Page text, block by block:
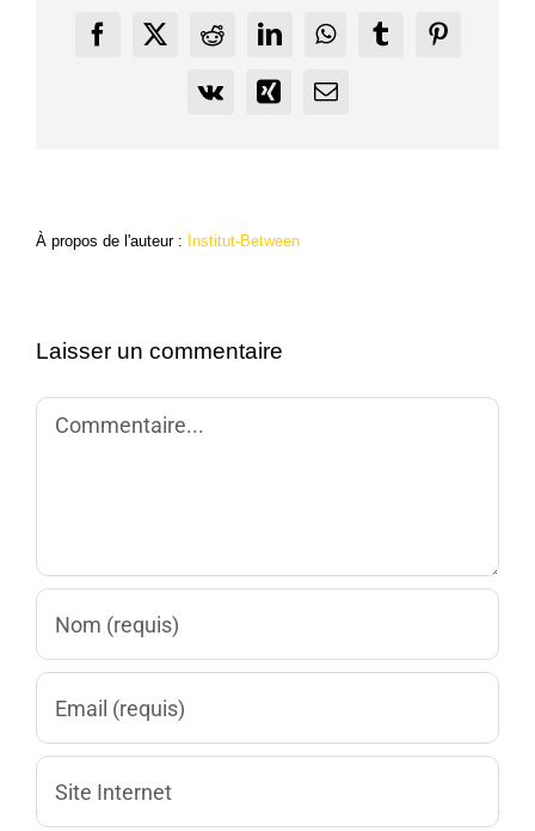
Facebook
X RedditLinkedInWhatsAppTumblrPinterest
Vk Xing Email
À propos de l'auteur : Institut-Between
Laisser un commentaire
Commentaire